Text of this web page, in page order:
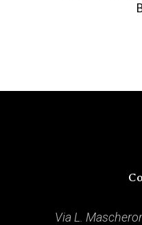
Via L.